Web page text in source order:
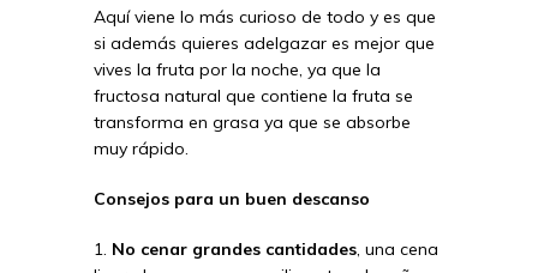
Aquí viene lo más curioso de todo y es que
si además quieres adelgazar es mejor que
vives la fruta por la noche, ya que la
fructosa natural que contiene la fruta se
transforma en grasa ya que se absorbe
muy rápido.
Consejos para un buen descanso
1. No cenar grandes cantidades, una cena